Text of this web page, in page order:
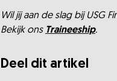
Wil jij aan de slag bij USG
Bekijk ons Traineeship.
Deel dit artikel